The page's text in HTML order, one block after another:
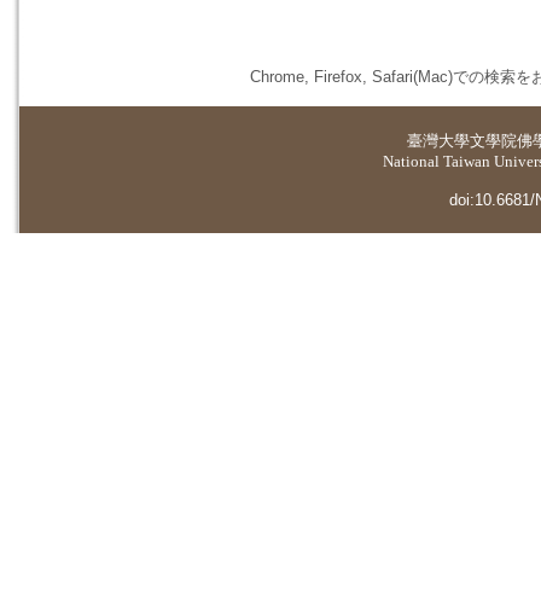
Chrome, Firefox, Safari(Mac)での検索を
臺灣大學文學院佛
National Taiwan
doi:10.6681/